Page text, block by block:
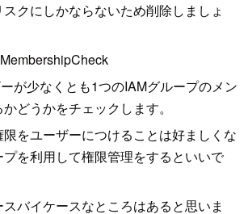
スクにしかならないため削除しましょ
が少なくとも1つのIAMグループのメン
どうかをチェックします。
をユーザーにつけることは好ましくな
プを利用して権限管理をするといいで
バイケースなところはあると思いま